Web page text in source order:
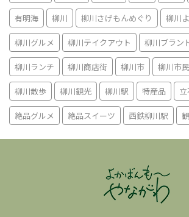
有明海 柳川 柳川さげもんめぐり 柳川
柳川グルメ 柳川テイクアウト 柳川ブラン
柳川ランチ 柳川商店街 柳川市 柳川市
柳川散歩 柳川観光 柳川駅 特産品
絶品グルメ 絶品スイーツ 西鉄柳川駅